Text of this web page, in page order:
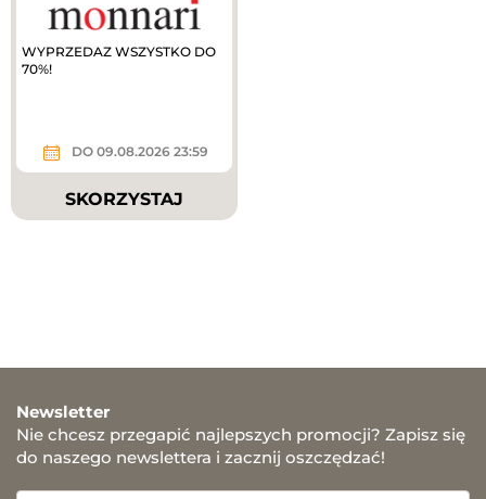
WYPRZEDAZ WSZYSTKO DO
70%!
DO 09.08.2026 23:59
SKORZYSTAJ
Newsletter
Nie chcesz przegapić najlepszych promocji? Zapisz się
do naszego newslettera i zacznij oszczędzać!